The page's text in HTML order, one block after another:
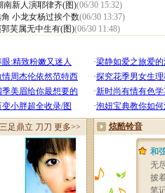
南新人演耶律齐(图)(06/30 15:32)
小龙女杨过挨个数(06/30 13:37)
芙属无中生有(图)(06/30 11:48)